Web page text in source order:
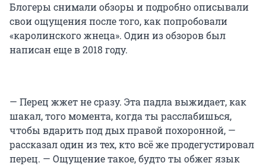
Блогеры снимали обзоры и подробно описывали
свои ощущения после того, как попробовали
«каролинского жнеца». Один из обзоров был
написан еще в 2018 году.
— Перец жжет не сразу. Эта падла выжидает, как
шакал, того момента, когда ты расслабишься,
чтобы вдарить под дых правой похоронной, —
рассказал один из тех, кто всё же продегустировал
перец. — Ощущение такое, будто ты обжег язык